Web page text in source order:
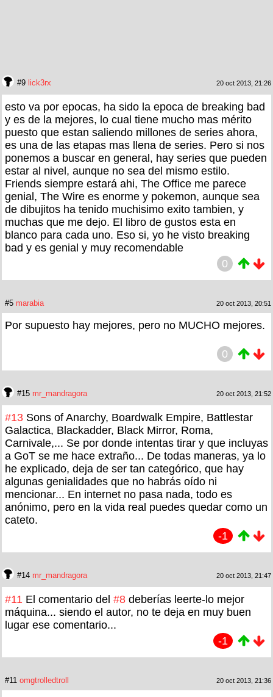
#9 lick3rx 20 oct 2013, 21:26
esto va por epocas, ha sido la epoca de breaking bad
y es de la mejores, lo cual tiene mucho mas mérito
puesto que estan saliendo millones de series ahora,
es una de las etapas mas llena de series. Pero si nos
ponemos a buscar en general, hay series que pueden
estar al nivel, aunque no sea del mismo estilo.
Friends siempre estará ahi, The Office me parece
genial, The Wire es enorme y pokemon, aunque sea
de dibujitos ha tenido muchisimo exito tambien, y
muchas que me dejo. El libro de gustos esta en
blanco para cada uno. Eso si, yo he visto breaking
bad y es genial y muy recomendable
0
#5 marabia 20 oct 2013, 20:51
Por supuesto hay mejores, pero no MUCHO mejores.
0
#15 mr_mandragora 20 oct 2013, 21:52
#13 Sons of Anarchy, Boardwalk Empire, Battlestar
Galactica, Blackadder, Black Mirror, Roma,
Carnivale,... Se por donde intentas tirar y que incluyas
a GoT se me hace extraño... De todas maneras, ya lo
he explicado, deja de ser tan categórico, que hay
algunas genialidades que no habrás oído ni
mencionar... En internet no pasa nada, todo es
anónimo, pero en la vida real puedes quedar como un
cateto.
-1
#14 mr_mandragora 20 oct 2013, 21:47
#11 El comentario del #8 deberías leerte-lo mejor
máquina... siendo el autor, no te deja en muy buen
lugar ese comentario...
-1
#11 omgtrolledtroll 20 oct 2013, 21:36